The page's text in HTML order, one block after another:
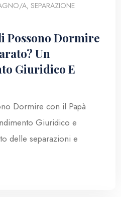
A,SEPARAZIONE
Possono Dormire
Un
Giuridico E
Dormire con il Papà
Giuridico e
delle separazioni e